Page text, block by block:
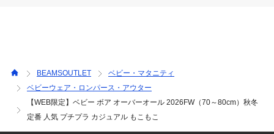
多くの方に共感いただける、オリジナルのこども服を展開。
元気なカラーリングやプレイフルなデザイン、ベーシックア
イテムにファッション性を加えた着心地の良い一着をお届け。
誰からも愛される、日常を彩るファッションを提案します。
BEAMSOUTLET
ベビー・マタニティ
ベビーウェア・ロンパース・アウター
【WEB限定】ベビー ボア オーバーオール 2026FW（70～80cm）秋冬
定番 人気 プチプラ カジュアル もこもこ